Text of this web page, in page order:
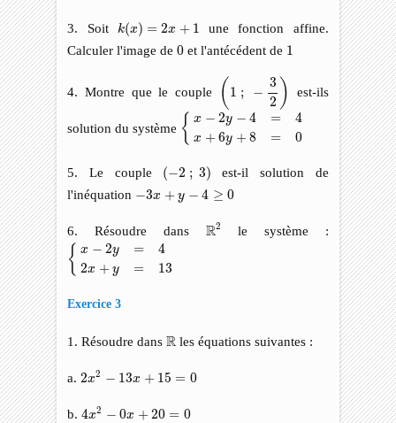
3. Soit k(x) = 2x + 1
k (x )= x+
une fonction affine.
Calculer l'image de0
0 et l'antécédent de 1
1
4. Montre que le couple ( 1 ; −
3
2 )
1
est-ils
solution du système { x − 2y − 4 = 4
x +6y +8 = 0
{x −4 x+ y + =0
5. Le couple (−2 ; 3)
( 2 3)
est-il solution de
l'inéquation −3x + y − 4 ≥ 0
3x y
6. Résoudre dans R2
R2
le système :
{ x − 2y =
4
2x + y = 13
{x = 13
Exercice 3
1. Résoudre dansR
R les équations suivantes :
a.2x2 − 13x + 15 = 0
2 2 13 x+ =0
b.4x2 − 0x +20 = 0
4 2 x+ =0